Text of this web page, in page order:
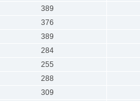
389
376
389
284
255
288
309